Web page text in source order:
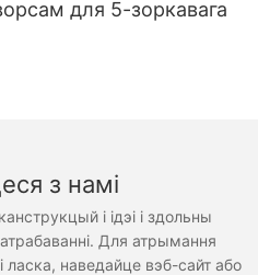
для 5-зоркавага
з намі
і ідэі і здольны
Для атрымання
ласка, наведайце вэб-сайт або